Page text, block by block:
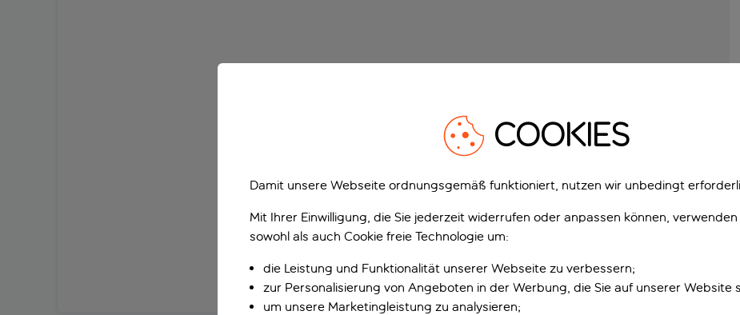
COOKIES
Damit unsere Webseite ordnungsgemäß funktioniert, nutzen wir unbedingt
Mit Ihrer Einwilligung, die Sie jederzeit widerrufen oder anpassen können, verwenden
sowohl als auch Cookie freie Technologie um:
die Leistung und Funktionalität unserer Webseite zu verbessern;
zur Personalisierung von Angeboten in der Werbung, die Sie auf unserer Website
um unsere Marketingleistung zu analysieren;